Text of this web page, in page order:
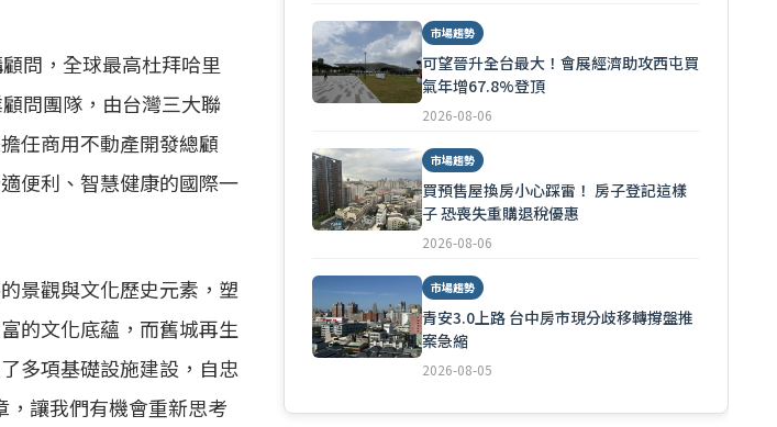
問，全球最高杜拜哈里
問團隊，由台灣三大聯
任商用不動產開發總顧
便利、智慧健康的國際一
景觀與文化歷史元素，塑
的文化底蘊，而舊城再生
多項基礎設施建設，自忠
讓我們有機會重新思考
市場趨勢
可望晉升全台最大！會展經濟助攻西屯買
氣年增67.8%登頂
2026-08-06
市場趨勢
買預售屋換房小心踩雷！ 房子登記這樣
子 恐喪失重購退稅優惠
2026-08-06
市場趨勢
青安3.0上路 台中房市現分歧移轉撐盤推
案急縮
2026-08-05